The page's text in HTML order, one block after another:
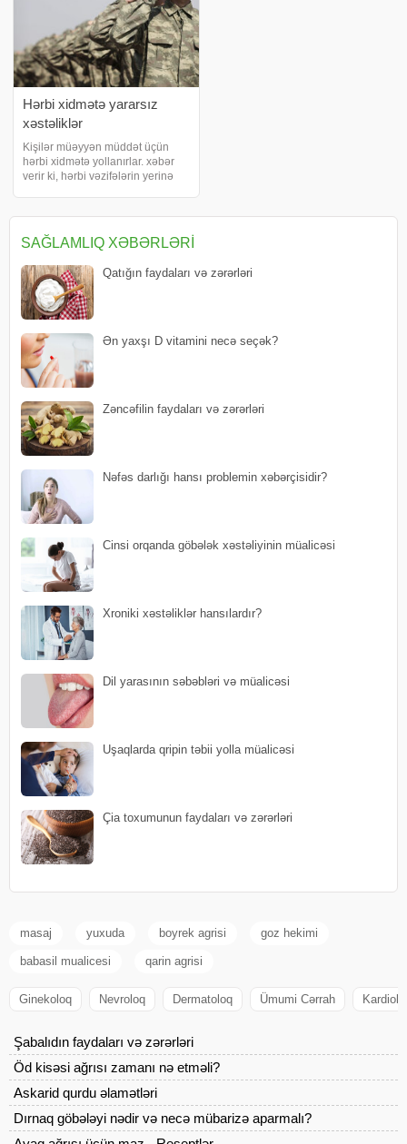
Hərbi xidmətə yararsız
xəstəliklər
Kişilər müəyyən müddət üçün
hərbi xidmətə yollanırlar. xəbər
verir ki, hərbi vəzifələrin yerinə
xidmete yararsiz xestelikler
hansilardir?. "Xəstəliklər
cədvəli"nd
SAĞLAMLIQ XƏBƏRLƏRI
Qatığın faydaları və zərərləri
Ən yaxşı D vitamini necə seçək?
Zəncəfilin faydaları və zərərləri
Nəfəs darlığı hansı problemin xəbərçisidir?
Cinsi orqanda göbələk xəstəliyinin müalicəsi
Xroniki xəstəliklər hansılardır?
Dil yarasının səbəbləri və müalicəsi
Uşaqlarda qripin təbii yolla müalicəsi
Çia toxumunun faydaları və zərərləri
masaj yuxuda boyrek agrisi goz hekimi
babasil mualicesi qarin agrisi
Ginekoloq Nevroloq Dermatoloq Ümumi Cərrah
Şabalıdın faydaları və zərərləri
Öd kisəsi ağrısı zamanı nə etməli?
Askarid qurdu əlamətləri
Dırnaq göbələyi nədir və necə mübarizə aparmalı?